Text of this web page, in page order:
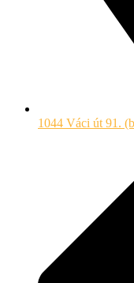
1044 Váci út 91.